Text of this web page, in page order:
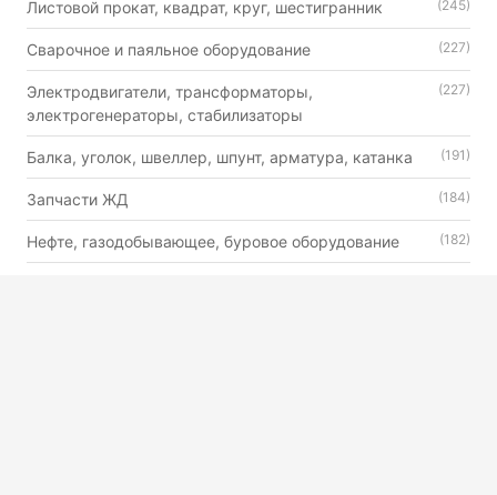
Листовой прокат, квадрат, круг, шестигранник (245)
Сварочное и паяльное оборудование (227)
Электродвигатели, трансформаторы,
электрогенераторы, стабилизаторы
(227)
Балка, уголок, швеллер, шпунт, арматура, катанка (191)
Запчасти ЖД (184)
Нефте, газодобывающее, буровое оборудование (182)